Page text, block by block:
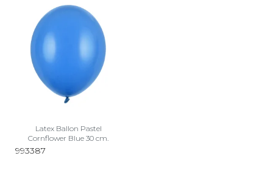
Latex Ballon Pastel
Cornflower Blue 30 cm.
993387